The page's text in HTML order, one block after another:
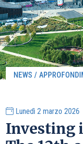
NEWS /
Lunedì 2 marzo 2026
Investing